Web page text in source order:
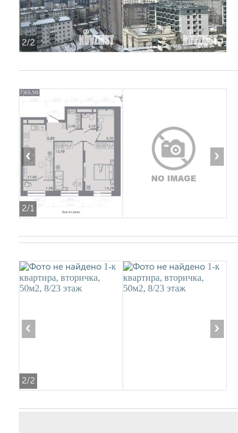
2/2
2/1
‹ ›
2/2
‹ ›